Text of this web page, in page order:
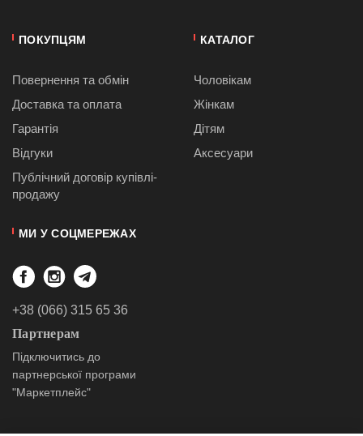
ПОКУПЦЯМ
Повернення та обмін
Доставка та оплата
Гарантія
Відгуки
Публiчний договiр купівлі-
продажу
КАТАЛОГ
Чоловікам
Жінкам
Дітям
Аксесуари
МИ У СОЦМЕРЕЖАХ
+38 (066) 315 65 36
Партнерам
Підключитись до
партнерської програми
"Маркетплейс"